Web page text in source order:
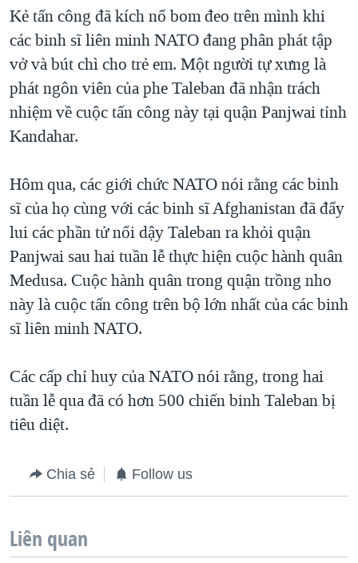
ĐỜI SỐNG
KHOA HỌC
SỨC KHOẺ
VĂN HOÁ
GIÁO DỤC
HÀNH TRÌNH BẦU CỬ 2024
MỘT NĂM CHIẾN TRANH TẠI DẢI GAZA
GIẢI MÃ VÀNH ĐAI & CON ĐƯỜNG
NGÀY TỊ NẠN THẾ GIỚI
TRỊNH VĨNH BÌNH - NGƯỜI HẠ 'BÊN THẮNG CUỘC'
CHI PHÍ CHIẾN TRANH AFGHANISTAN
CÁC GIÁ TRỊ CỘNG HÒA Ở VIỆT NAM
THƯỢNG ĐỈNH TRUMP-KIM TẠI VIỆT NAM
TRỊNH VĨNH BÌNH VS. CHÍNH PHỦ VIỆT NAM
NGƯ DÂN VIỆT VÀ LÀN SÓNG TRỘM HẢI SÂM
BÊN KIA QUỐC LỘ: TIẾNG VỌNG TỪ NÔNG THÔN MỸ
NGHE
MẠNG XÃ HỘI
Ngôn ngữ khác
Kẻ tấn công đã kích nổ bom đeo trên mình khi
các binh sĩ liên minh NATO đang phân phát tập
vở và bút chì cho trẻ em. Một người tự xưng là
phát ngôn viên của phe Taleban đã nhận trách
nhiệm về cuộc tấn công này tại quận Panjwai tỉnh
Kandahar.
Hôm qua, các giới chức NATO nói rằng các binh
sĩ của họ cùng với các binh sĩ Afghanistan đã đẩy
lui các phần tử nổi dậy Taleban ra khỏi quận
Panjwai sau hai tuần lễ thực hiện cuộc hành quân
Medusa. Cuộc hành quân trong quận trồng nho
này là cuộc tấn công trên bộ lớn nhất của các binh
sĩ liên minh NATO.
Các cấp chỉ huy của NATO nói rằng, trong hai
tuần lễ qua đã có hơn 500 chiến binh Taleban bị
tiêu diệt.
Chia sẻ Follow us
Liên quan